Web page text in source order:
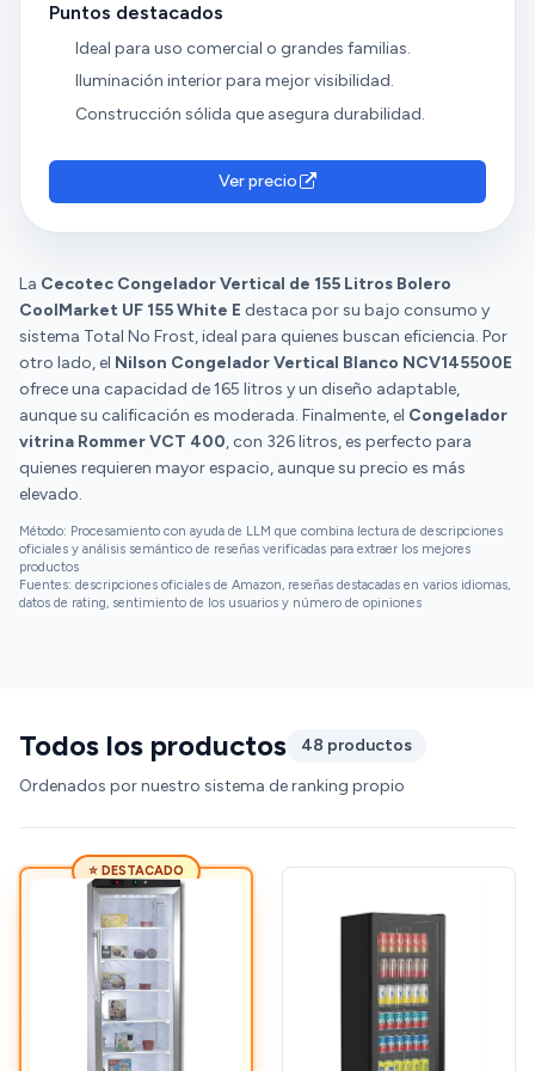
Puntos destacados
Ideal para uso comercial o grandes familias.
Iluminación interior para mejor visibilidad.
Construcción sólida que asegura durabilidad.
Ver precio
La Cecotec Congelador Vertical de 155 Litros Bolero
CoolMarket UF 155 White E destaca por su bajo consumo y
sistema Total No Frost, ideal para quienes buscan eficiencia. Por
otro lado, el Nilson Congelador Vertical Blanco NCV145500E
ofrece una capacidad de 165 litros y un diseño adaptable,
aunque su calificación es moderada. Finalmente, el Congelador
vitrina Rommer VCT 400, con 326 litros, es perfecto para
quienes requieren mayor espacio, aunque su precio es más
elevado.
Método: Procesamiento con ayuda de LLM que combina lectura de descripciones
oficiales y análisis semántico de reseñas verificadas para extraer los mejores
productos
Fuentes: descripciones oficiales de Amazon, reseñas destacadas en varios idiomas,
datos de rating, sentimiento de los usuarios y número de opiniones
Todos los productos
48 productos
Ordenados por nuestro sistema de ranking propio
⭐ DESTACADO